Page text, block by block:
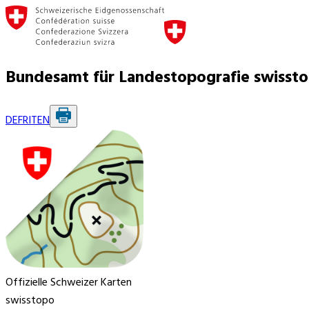
Bundesamt für Landestopografie
DEFRITEN
Offizielle Schweizer Karten
swisstopo